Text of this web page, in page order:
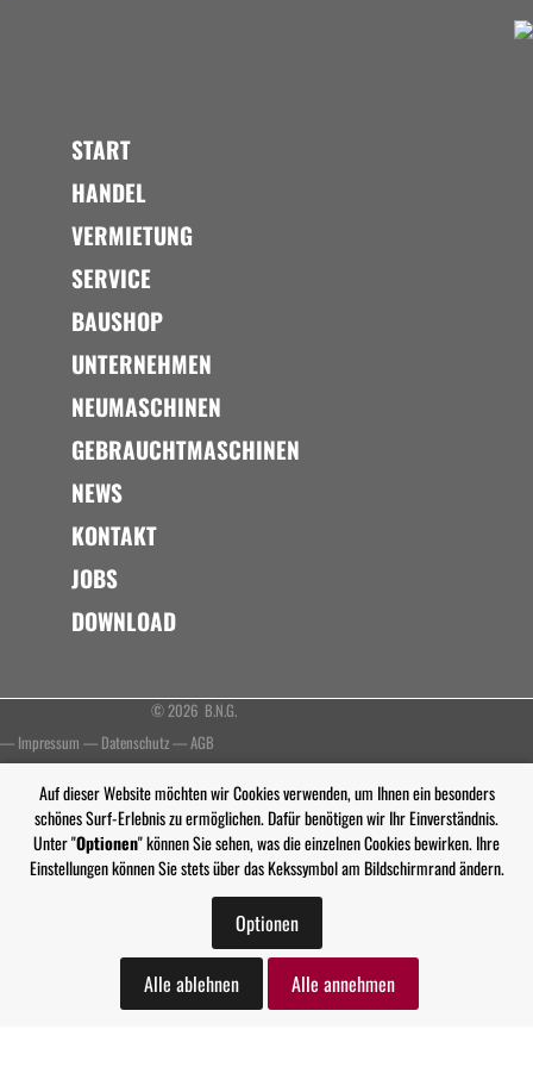
START
HANDEL
VERMIETUNG
SERVICE
BAUSHOP
UNTERNEHMEN
NEUMASCHINEN
GEBRAUCHTMASCHINEN
NEWS
KONTAKT
JOBS
DOWNLOAD
© 2026 B.N.G.
— Impressum — Datenschutz—AGB
Auf dieser Website möchten wir Cookies verwenden, um Ihnen ein besonders
schönes Surf-Erlebnis zu ermöglichen. Dafür benötigen wir Ihr Einverständnis.
Unter "Optionen" können Sie sehen, was die einzelnen Cookies bewirken. Ihre
Einstellungen können Sie stets über das Kekssymbol am Bildschirmrand ändern.
Optionen
Alle ablehnen Alle annehmen